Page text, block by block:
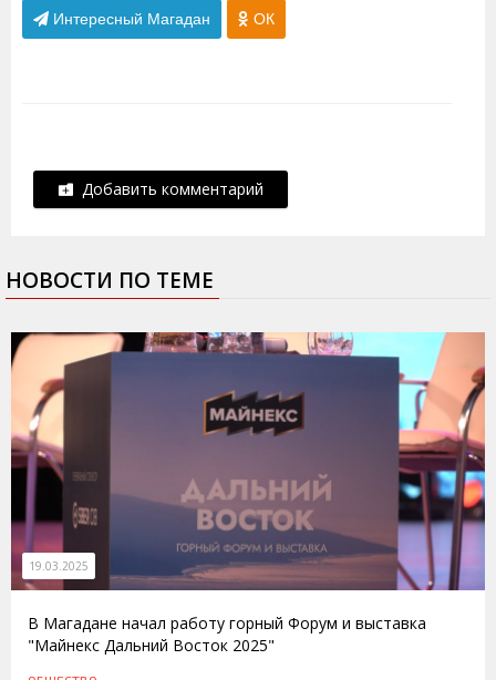
Интересный Магадан ОК
Добавить комментарий
НОВОСТИ ПО ТЕМЕ
19.03.2025
В Магадане начал работу горный Форум и выставка
"Майнекс Дальний Восток 2025"